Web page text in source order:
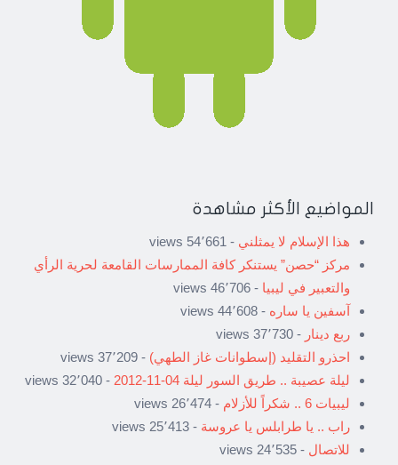
المواضيع الأكثر مشاهدة
هذا الإسلام لا يمثلني - 54٬661 views
مركز “حصن” يستنكر كافة الممارسات القامعة لحرية الرأي
والتعبير في ليبيا - 46٬706 views
آسفين يا ساره - 44٬608 views
ربع دينار - 37٬730 views
احذرو التقليد (إسطوانات غاز الطهي) - 37٬209 views
ليلة عصيبة .. طريق السور ليلة 04-11-2012
- 32٬040 views
ليبيات 6 .. شكراً للأزلام
- 26٬474 views
راب .. يا طرابلس يا عروسة - 25٬413 views
للاتصال - 24٬535 views